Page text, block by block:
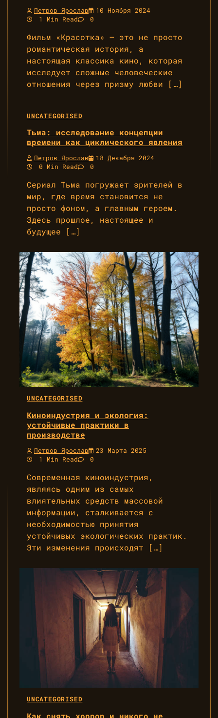
Петров Ярослав
10 Ноября 2024
1 Min Read
0
Фильм «Красотка» — это не просто
романтическая история, а
настоящая классика кино, которая
исследует сложные человеческие
отношения через призму любви […]
UNCATEGORISED
Тьма: исследование концепции
времени как циклического явления
Петров Ярослав
18 Декабря 2024
0 Min Read
0
Сериал Тьма погружает зрителей в
мир, где время становится не
просто фоном, а главным героем.
Здесь прошлое, настоящее и
будущее […]
UNCATEGORISED
Киноиндустрия и экология:
устойчивые практики в
производстве
Петров Ярослав
23 Марта 2025
1 Min Read
0
Современная киноиндустрия,
являясь одним из самых
влиятельных средств массовой
информации, сталкивается с
необходимостью принятия
устойчивых экологических практик.
Эти изменения происходят […]
UNCATEGORISED
Как снять хоррор и никого не